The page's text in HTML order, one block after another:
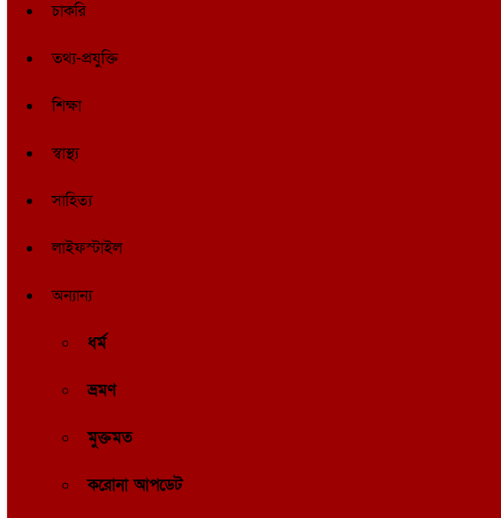
চাকরি
তথ্য-প্রযুক্তি
শিক্ষা
স্বাস্থ্য
সাহিত্য
লাইফস্টাইল
অন্যান্য
ধর্ম
ভ্রমণ
মুক্তমত
করোনা আপডেট